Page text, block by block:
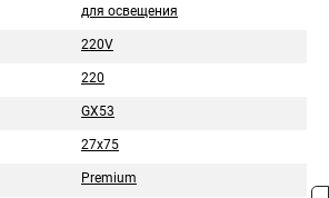
для освещения
220V
220
GX53
27x75
Premium